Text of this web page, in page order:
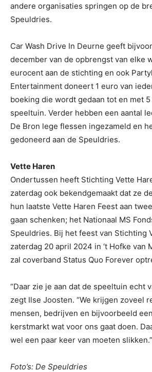
andere organisaties springen op de
Speuldries.
Car Wash Drive In Deurne geeft
december van de opbrengst van elke
eurocent aan de stichting en ook
Entertainment doneert 1 euro van
boeking die wordt gedaan tot en met
speeltuin. Verder hebben een aantal
De Bron lege flessen ingezameld en
gedoneerd aan de Speuldries.
Vette Haren
Ondertussen heeft Stichting Vette
zaterdag ook bekendgemaakt dat ze
hun laatste Vette Haren Feest aan
gaan schenken; het Nationaal MS
Speuldries. Bij het feest van Stichting
zaterdag 20 april 2024 in ‘t Hofke van
zal coverband Status Quo Forever
“Daar zie je aan dat de speeltuin echt
zegt Ilse Joosten. “We krijgen zoveel
mensen, bedrijven en bijvoorbeeld
kerstmarkt wat voor ons gaat doen.
wel een paar keer van moeten slikken.”
Foto’s: De Speuldries